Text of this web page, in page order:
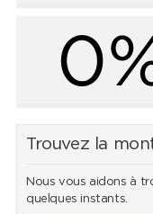
Trouvez la
Nous vous aidons à
quelques instants.